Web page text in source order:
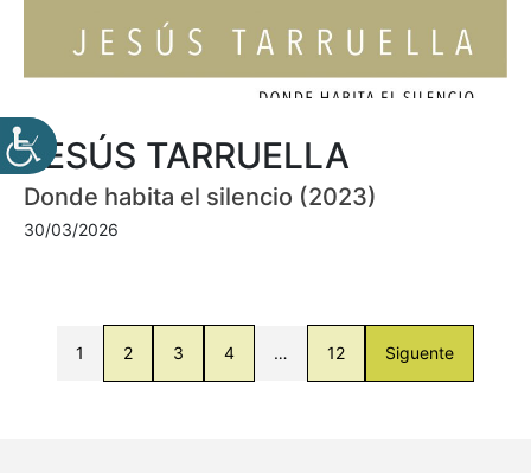
JESÚS TARRUELLA
Donde habita el silencio (2023)
30/03/2026
1 2 3 4 … 12 Siguente